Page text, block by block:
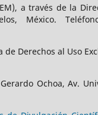
a través de la
México.
Derechos al Uso
Ochoa, Av.